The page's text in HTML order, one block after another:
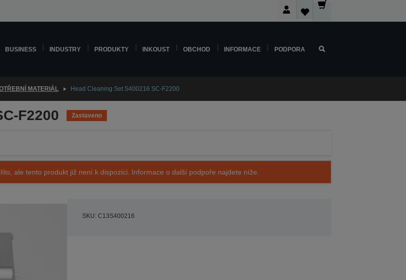
BUSINESS INDUSTRY PRODUKTY INKOUST OBCHOD INFORMACE PODPORA
MATERIÁL Head Cleaning Set S400216 SC-F2200
F2200 Zastaveno
ale tento produkt již není k dispozici. Informace o další podpoře najdete níže.
SKU: C13S400216